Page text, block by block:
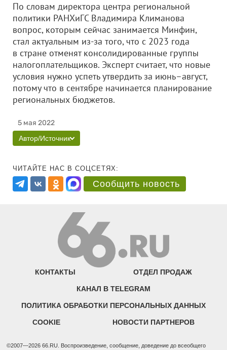
По словам директора центра региональной
политики РАНХиГС Владимира Климанова
вопрос, которым сейчас занимается Минфин,
стал актуальным из-за того, что с 2023 года
в стране отменят консолидированные группы
налогоплательщиков. Эксперт считает, что новые
условия нужно успеть утвердить за июнь–август,
потому что в сентябре начинается планирование
региональных бюджетов.
5 мая 2022
Автор/Источник
ЧИТАЙТЕ НАС В СОЦСЕТЯХ:
Сообщить новость
КОНТАКТЫ ОТДЕЛ ПРОДАЖ
КАНАЛ В TELEGRAM
ПОЛИТИКА ОБРАБОТКИ ПЕРСОНАЛЬНЫХ ДАННЫХ
COOKIE НОВОСТИ ПАРТНЕРОВ
©2007—2026 66.RU. Воспроизведение, сообщение, доведение до всеобщего